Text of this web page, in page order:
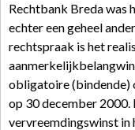
Rechtbank Breda was
echter een geheel
rechtspraak is het
obligatoire (bindende)
op 30 december 2000.
vervreemdingswinst in